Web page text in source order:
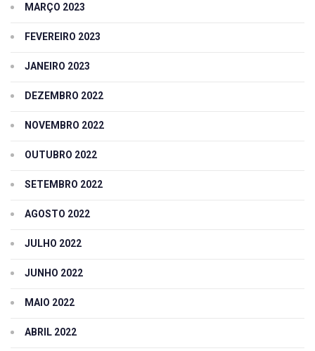
MARÇO 2023
FEVEREIRO 2023
JANEIRO 2023
DEZEMBRO 2022
NOVEMBRO 2022
OUTUBRO 2022
SETEMBRO 2022
AGOSTO 2022
JULHO 2022
JUNHO 2022
MAIO 2022
ABRIL 2022